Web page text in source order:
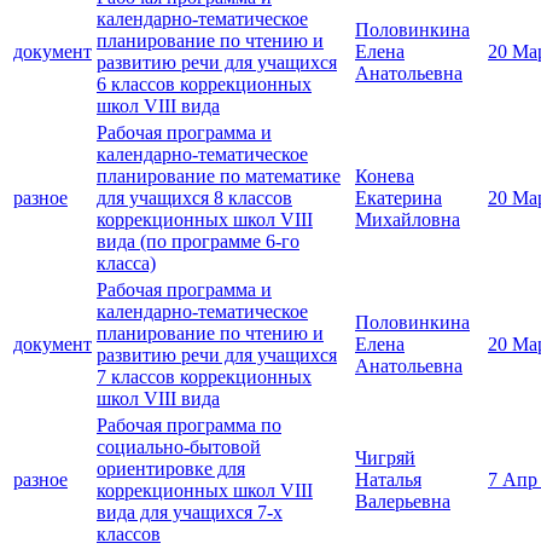
документ
календарно-тематическое
планирование по чтению и
развитию речи для учащихся
6 классов коррекционных
школ VIII вида
Половинкина
Елена
Анатольевна
20
разное
Рабочая программа и
календарно-тематическое
планирование по математике
для учащихся 8 классов
коррекционных школ VIII
вида (по программе 6-го
класса)
Конева
Екатерина
Михайловна
20
документ
Рабочая программа и
календарно-тематическое
планирование по чтению и
развитию речи для учащихся
7 классов коррекционных
школ VIII вида
Половинкина
Елена
Анатольевна
20
разное
Рабочая программа по
социально-бытовой
ориентировке для
коррекционных школ VIII
вида для учащихся 7-х
классов
Чигряй
Наталья
Валерьевна
7 Апр